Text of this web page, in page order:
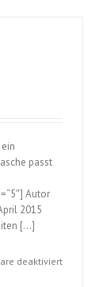
passt
Autor
2015
[…]
deaktiviertfür